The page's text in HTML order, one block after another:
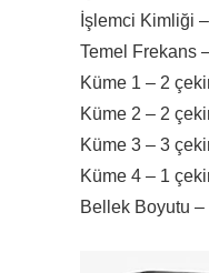
İşlemci Kimliği
Temel Frekans
Küme 1 – 2
Küme 2 – 2
Küme 3 – 3
Küme 4 – 1
Bellek Boyutu –